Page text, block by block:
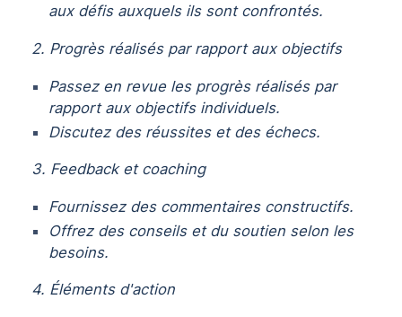
aux défis auxquels ils sont confrontés.
2. Progrès réalisés par rapport aux objectifs
Passez en revue les progrès réalisés par
rapport aux objectifs individuels.
Discutez des réussites et des échecs.
3. Feedback et coaching
Fournissez des commentaires constructifs.
Offrez des conseils et du soutien selon les
besoins.
4. Éléments d'action